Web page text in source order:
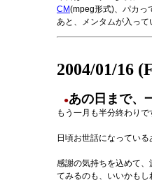
CM(mpeg形式)、パカっ
あと、メンタムが入って
2004/01/16
●あの日まで、
もう一月も半分終わりで
日頃お世話になってい
感謝の気持ちを込めて
てみるのも、いいかもし